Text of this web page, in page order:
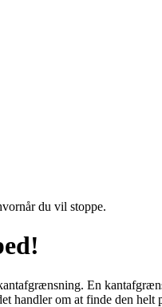
du vil stoppe.
En
handler om at finde den